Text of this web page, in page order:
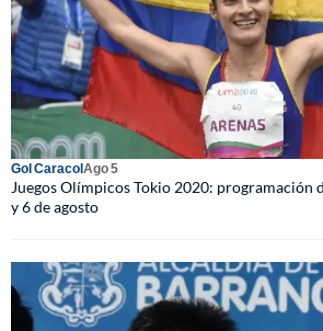
Gol CaracolAgo 5
Juegos Olímpicos Tokio 2020: programación
y 6 de agosto